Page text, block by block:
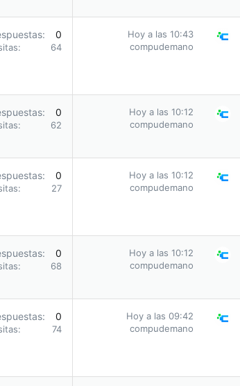
0
64
Hoy a las 10:43
compudemano
0
62
Hoy a las 10:12
compudemano
0
27
Hoy a las 10:12
compudemano
0
68
Hoy a las 10:12
compudemano
0
74
Hoy a las 09:42
compudemano